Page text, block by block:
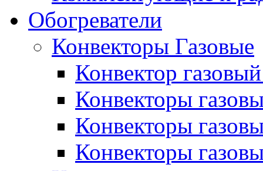
Обогреватели
Конвекторы Газовые
Конвектор
Конвекторы
Конвекторы
Конвекторы